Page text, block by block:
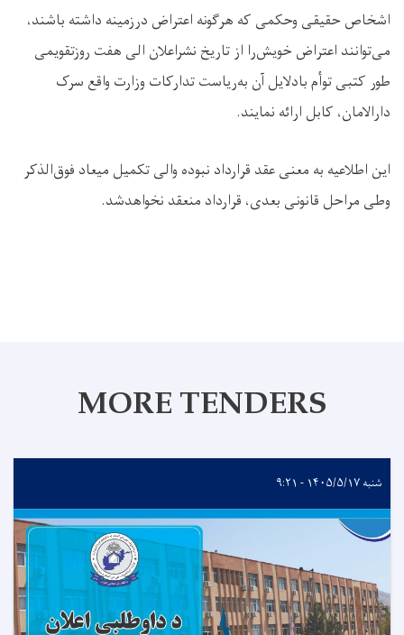
اشخاصحقیقی وحکمی که هرگونه اعتراض درزمینه داشته باشند،
می‌توانند اعتراضخویش‌را ازتاریخ نشراعلان الی هفت روزتقویمی
طورکتبیتوأمبادلایلآن به‌ریاست تدارکات وزارت واقع سرک
دارالامان، کابل ارائه نمایند.
این اطلاعیه به ‌معنیعقد قرارداد نبوده والیتکمیل میعاد‌ فوق‌الذکر
وطی مراحل قانونی بعدی، قرارداد منعقد نخواهدشد.
MORE TENDERS
شنبه ۱۴۰۵/۵/۱۷ - ۹:۲۱